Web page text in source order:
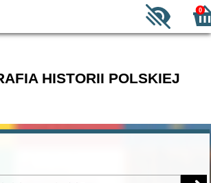
0
HISTORII POLSKIEJ